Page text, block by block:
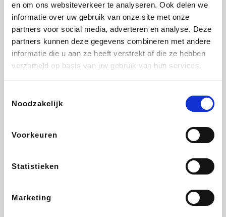
en om ons websiteverkeer te analyseren. Ook delen we
informatie over uw gebruik van onze site met onze
partners voor social media, adverteren en analyse. Deze
partners kunnen deze gegevens combineren met andere
informatie die u aan ze heeft verstrekt of die ze hebben
verzameld op basis van uw gebruik van hun services.
Noodzakelijk
Voorkeuren
Statistieken
Marketing
Weekendesk Sarenza Schiesser Interhome
Lufthansa
CheapTickets.be DeubaXXL